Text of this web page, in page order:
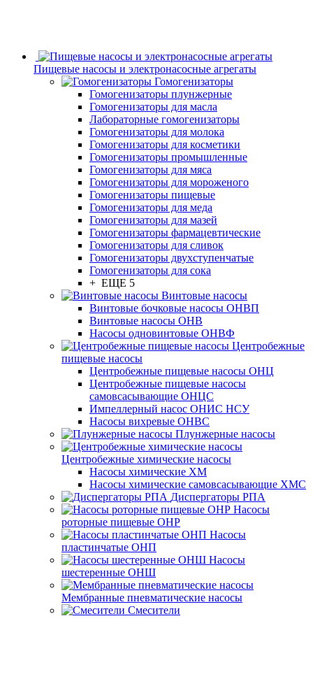
Пищевые насосы и электронасосные агрегаты
Гомогенизаторы
Гомогенизаторы плунжерные
Гомогенизаторы для масла
Лабораторные гомогенизаторы
Гомогенизаторы для молока
Гомогенизаторы для косметики
Гомогенизаторы промышленные
Гомогенизаторы для мяса
Гомогенизаторы для мороженого
Гомогенизаторы пищевые
Гомогенизаторы для меда
Гомогенизаторы для мазей
Гомогенизаторы фармацевтические
Гомогенизаторы для сливок
Гомогенизаторы двухступенчатые
Гомогенизаторы для сока
+ ЕЩЕ 5
Винтовые насосы
Винтовые бочковые насосы ОНВП
Винтовые насосы ОНВ
Насосы одновинтовые ОНВФ
Центробежные
пищевые насосы
Центробежные пищевые насосы ОНЦ
Центробежные пищевые насосы
самовсасывающие ОНЦС
Импеллерный насос ОНИС НСУ
Насосы вихревые ОНВС
Плунжерные насосы
Центробежные химические насосы
Насосы химические ХМ
Насосы химические самовсасывающие ХМС
Диспергаторы РПА
Насосы
роторные пищевые ОНР
Насосы
пластинчатые ОНП
Насосы
шестеренные ОНШ
Мембранные пневматические насосы
Смесители